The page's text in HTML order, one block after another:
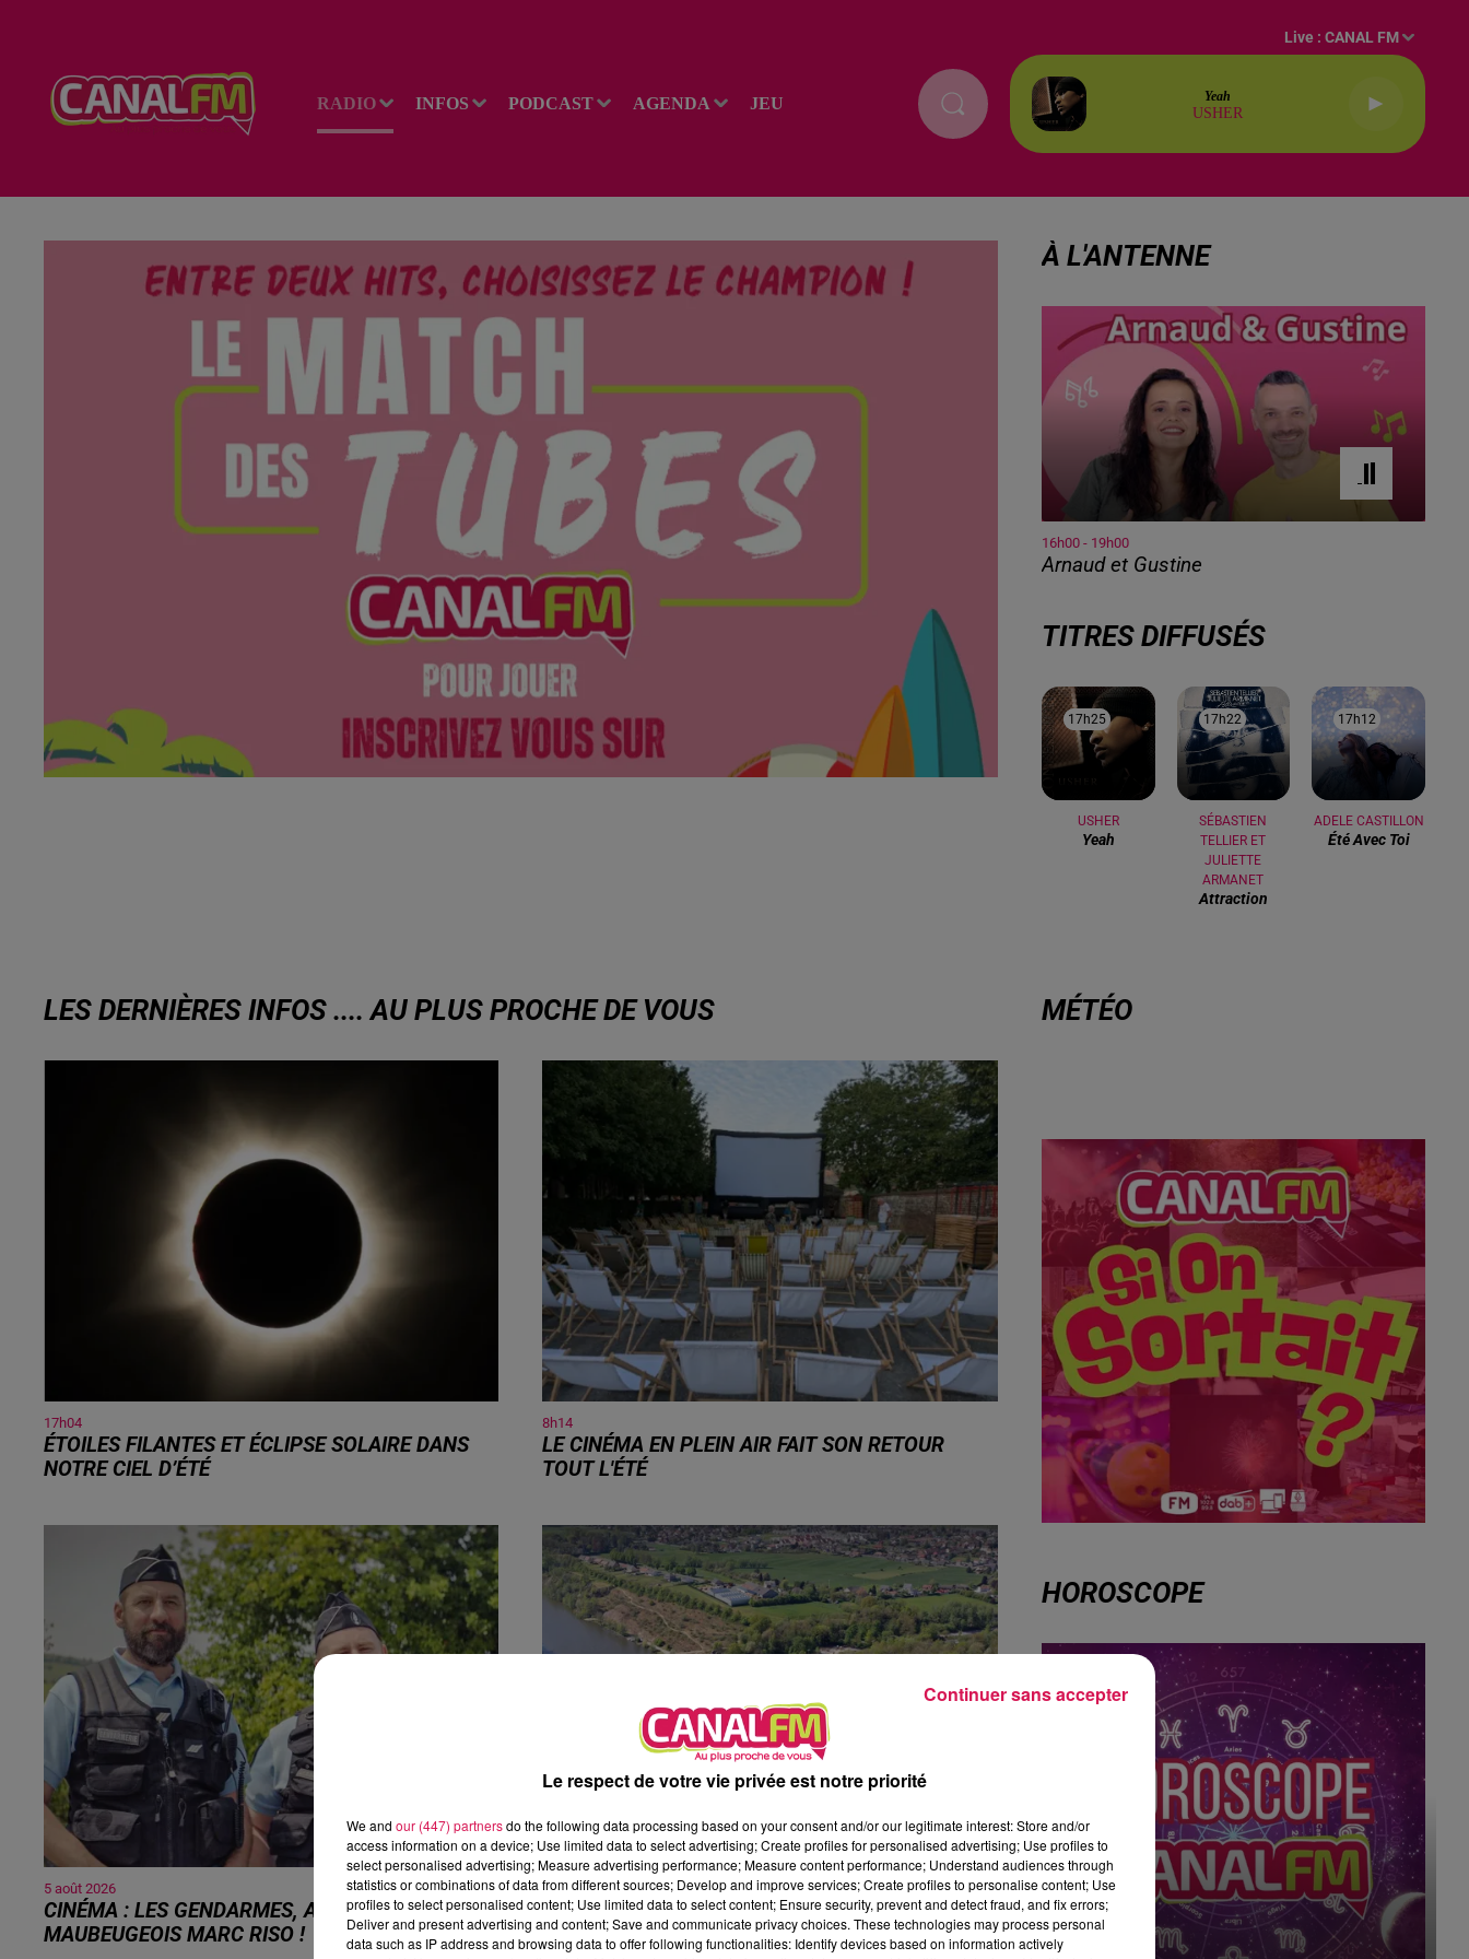
RADIO INFOS PODCAST AGENDA JEU
Live :CANAL FM
Yeah
USHER
À L'ANTENNE
13h00 - 16h00
Les hits de Canal FM
16h00 - 19h00
Arnaud et Gustine
TITRES DIFFUSÉS
17h25
17h25
USHER
Yeah
17h22
17h22
SÉBASTIEN
TELLIER ET
JULIETTE
ARMANET
Attraction
17h12
17h12
ADELE CASTILLON
Été Avec Toi
LES DERNIÈRES INFOS .... AU PLUS PROCHE DE VOUS
17h04
ÉTOILES FILANTES ET ÉCLIPSE SOLAIRE DANS
NOTRE CIEL D’ÉTÉ
région. Entre le spectacle des étoiles filantes des Perséides
et l’éclipse de Soleil du mercredi...
8h14
LE CINÉMA EN PLEIN AIR FAIT SON RETOUR
TOUT L'ÉTÉ
d’Agglomération Maubeuge - Val de Sambre propose trois
soirées cinéma gratuites et conviviales à...
5 août 2026
CINÉMA : LES GENDARMES, AVEC LE
MAUBEUGEOIS MARC RISO !
4 août 2026
JEUMONT : UN ADOLESCENT DE 14 ANS MORT
NOYÉ AU WATISSART
MÉTÉO
HOROSCOPE
Le respect de votre vie privée est notre priorité
We and our (447) partnersdo the following data processing based on your consent and/or our legitimate interest: Store and/or
access information on a device; Use limited data to select advertising; Create profiles for personalised advertising; Use profiles to
select personalised advertising; Measure advertising performance; Measure content performance; Understand audiences through
statistics or combinations of data from different sources; Develop and improve services; Create profiles to personalise content; Use
profiles to select personalised content; Use limited data to select content; Ensure security, prevent and detect fraud, and fix errors;
Deliver and present advertising and content; Save and communicate privacy choices. These technologies may process personal
data such as IP address and browsing data to offer following functionalities: Identify devices based on information actively
Continuer sans accepter